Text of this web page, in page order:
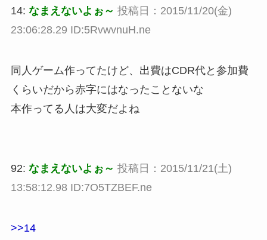
14: なまえないよぉ～ 投稿日：2015/11/20(金)
23:06:28.29 ID:5RvwvnuH.ne
同人ゲーム作ってたけど、出費はCDR代と参加費
くらいだから赤字にはなったことないな
本作ってる人は大変だよね
92: なまえないよぉ～ 投稿日：2015/11/21(土)
13:58:12.98 ID:7O5TZBEF.ne
>>14